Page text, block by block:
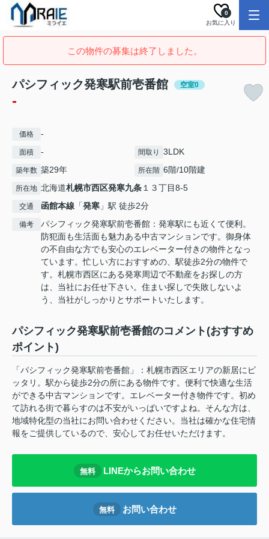
お気に入り
0
この物件の募集は終了しました。
パシフィック発寒駅前壱番館 空室0
-
価格 -
面積 - 間取り 3LDK
築年数 築29年 所在階 6階/10階建
所在地 北海道札幌市西区発寒九条 １３丁目8-5
交通 函館本線 「発寒 」駅 徒歩2分
備考
パシフィック発寒駅前壱番館：発寒駅にも近くて便利。
防犯面も生活面も魅力ある中古マンションです。御身体
の不自由な方でも安心のエレベーター付きの物件となっ
ています。忙しい方におすすめの、駅徒歩2分の物件で
す。札幌市西区にある発寒周辺で不動産をお探しの方
は、当社にお任せ下さい。住まい探しで失敗しないよ
う、当社がしっかりとサポートいたします。
パシフィック発寒駅前壱番館のコメント(おすすめ
ポイント)
「パシフィック発寒駅前壱番館」：札幌市西区エリアの新居にピ
ッタリ。駅から徒歩2分の所にある物件です。便利で快適な生活
ができる中古マンションです。エレベーター付き物件です。初め
て訪れる街で暮らすのは不安がいっぱいですよね。そんな方は、
地域特化型の当社にお問い合わせください。当社は確かな住宅情
報をご提供しているので、安心してお任せいただけます。
無料 LINEからお問い合わせ
無料 お問い合わせ